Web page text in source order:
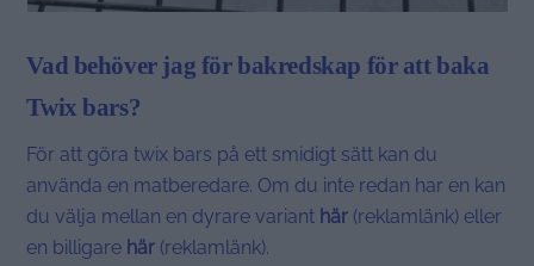
Vad behöver jag för bakredskap för att baka
Twix bars?
För att göra twix bars på ett smidigt sätt kan du
använda en matberedare. Om du inte redan har en kan
du välja mellan en dyrare variant här (reklamlänk) eller
en billigare här (reklamlänk).